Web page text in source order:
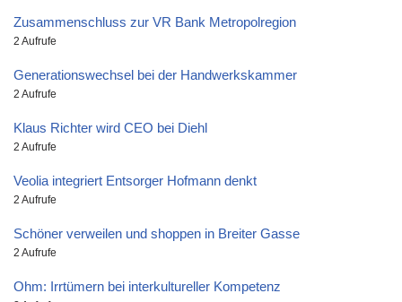
Zusammenschluss zur VR Bank Metropolregion
2 Aufrufe
Generationswechsel bei der Handwerkskammer
2 Aufrufe
Klaus Richter wird CEO bei Diehl
2 Aufrufe
Veolia integriert Entsorger Hofmann denkt
2 Aufrufe
Schöner verweilen und shoppen in Breiter Gasse
2 Aufrufe
Ohm: Irrtümern bei interkultureller Kompetenz